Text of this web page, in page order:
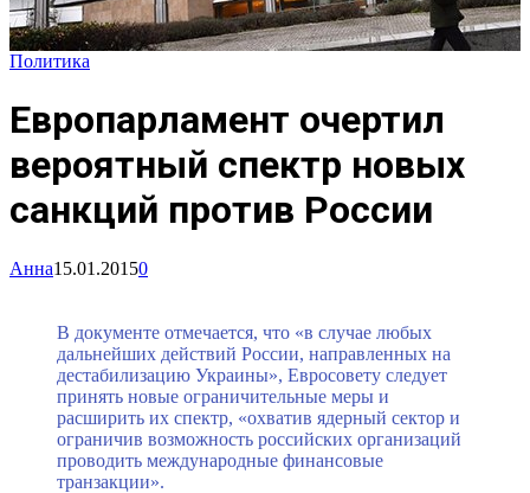
Политика
Европарламент очертил
вероятный спектр новых
санкций против России
Анна15.01.20150
В документе отмечается, что «в случае любых
дальнейших действий России, направленных на
дестабилизацию Украины», Евросовету следует
принять новые ограничительные меры и
расширить их спектр, «охватив ядерный сектор и
ограничив возможность российских организаций
проводить международные финансовые
транзакции».